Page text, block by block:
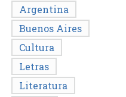
Argentina
Buenos Aires
Cultura
Letras
Literatura